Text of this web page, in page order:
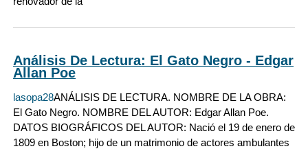
Análisis De Lectura: El Gato Negro - Edgar
Allan Poe
lasopa28ANÁLISIS DE LECTURA. NOMBRE DE LA OBRA:
El Gato Negro. NOMBRE DEL AUTOR: Edgar Allan Poe.
DATOS BIOGRÁFICOS DEL AUTOR: Nació el 19 de enero de
1809 en Boston; hijo de un matrimonio de actores ambulantes